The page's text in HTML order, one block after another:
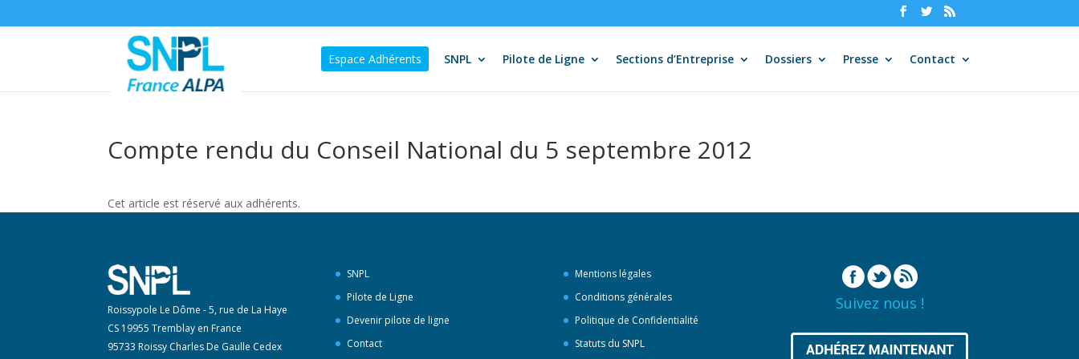
Espace Adhérents SNPL Pilote de Ligne Sections d’Entreprise Dossiers Presse Contact
Compte rendu du Conseil National du 5 septembre 2012
Cet article est réservé aux adhérents.
Roissypole Le Dôme - 5, rue de La Haye
CS 19955 Tremblay en France
95733 Roissy Charles De Gaulle Cedex
SNPL
Pilote de Ligne
Devenir pilote de ligne
Contact
Mentions légales
Conditions générales
Politique de Confidentialité
Statuts du SNPL
Suivez nous !